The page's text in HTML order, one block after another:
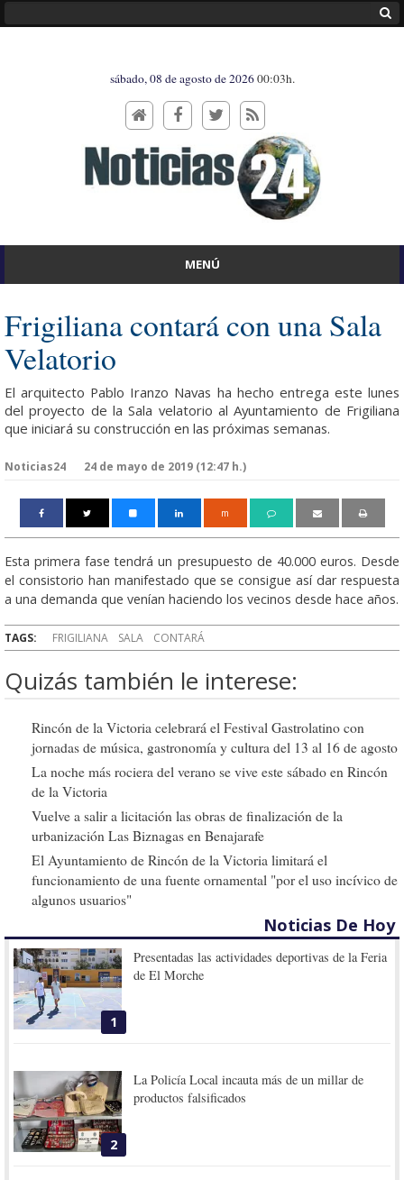
sábado, 08 de agosto de 202600:03h.
MENÚ
Frigiliana contará con una Sala
Velatorio
El arquitecto Pablo Iranzo Navas ha hecho entrega este lunes
del proyecto de la Sala velatorio al Ayuntamiento de Frigiliana
que iniciará su construcción en las próximas semanas.
Noticias24 24 de mayo de 2019 (12:47 h.)
m
Esta primera fase tendrá un presupuesto de 40.000 euros. Desde
el consistorio han manifestado que se consigue así dar respuesta
a una demanda que venían haciendo los vecinos desde hace años.
TAGS: FRIGILIANA SALA CONTARÁ
Quizás también le interese:
Rincón de la Victoria celebrará el Festival Gastrolatino con
jornadas de música, gastronomía y cultura del 13 al 16 de agosto
La noche más rociera del verano se vive este sábado en Rincón
de la Victoria
Vuelve a salir a licitación las obras de finalización de la
urbanización Las Biznagas en Benajarafe
El Ayuntamiento de Rincón de la Victoria limitará el
funcionamiento de una fuente ornamental "por el uso incívico de
algunos usuarios"
Noticias De Hoy
1
Presentadas las actividades deportivas de la Feria
de El Morche
2
La Policía Local incauta más de un millar de
productos falsificados